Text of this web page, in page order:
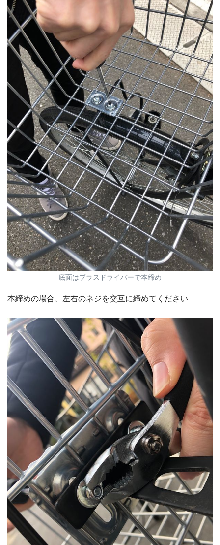
底面はプラスドライバーで本締め
本締めの場合、左右のネジを交互に締めてください